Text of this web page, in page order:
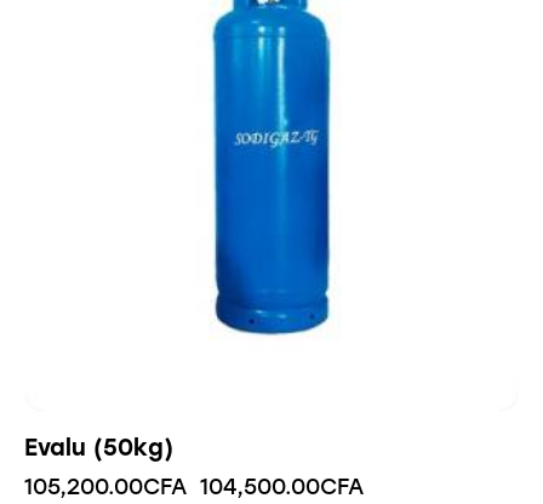
Evalu (50kg)
105,200.00CFA 104,500.00CFA